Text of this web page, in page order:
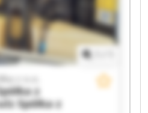
z o.o.
z
Spółka z